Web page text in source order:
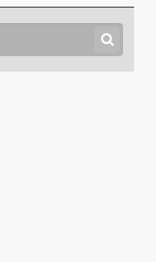
(Anders Österling)